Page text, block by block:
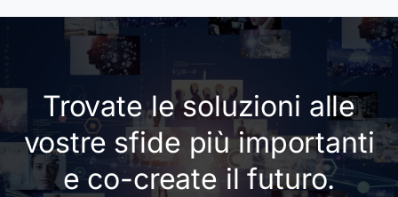
Trovate le soluzioni alle
vostre sfide più importanti
e co-create il futuro.